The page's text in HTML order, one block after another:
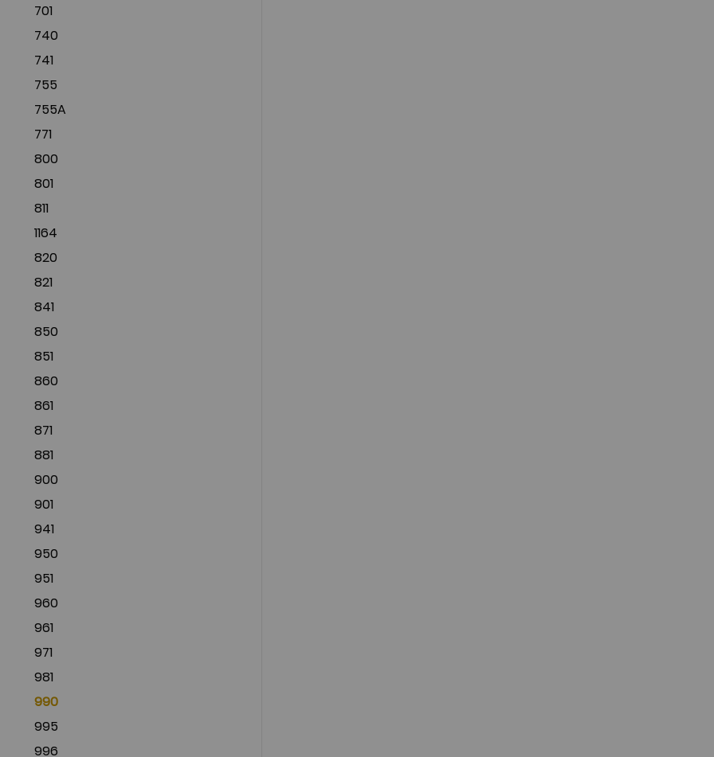
701
740
741
755
755A
771
800
801
811
1164
820
821
841
850
851
860
861
871
881
900
901
941
950
951
960
961
971
981
990
995
996